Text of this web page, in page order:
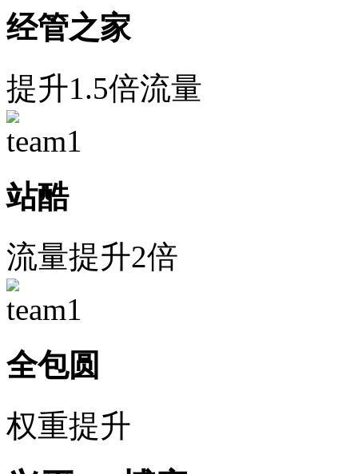
经管之家
提升1.5倍流量
站酷
流量提升2倍
全包圆
权重提升